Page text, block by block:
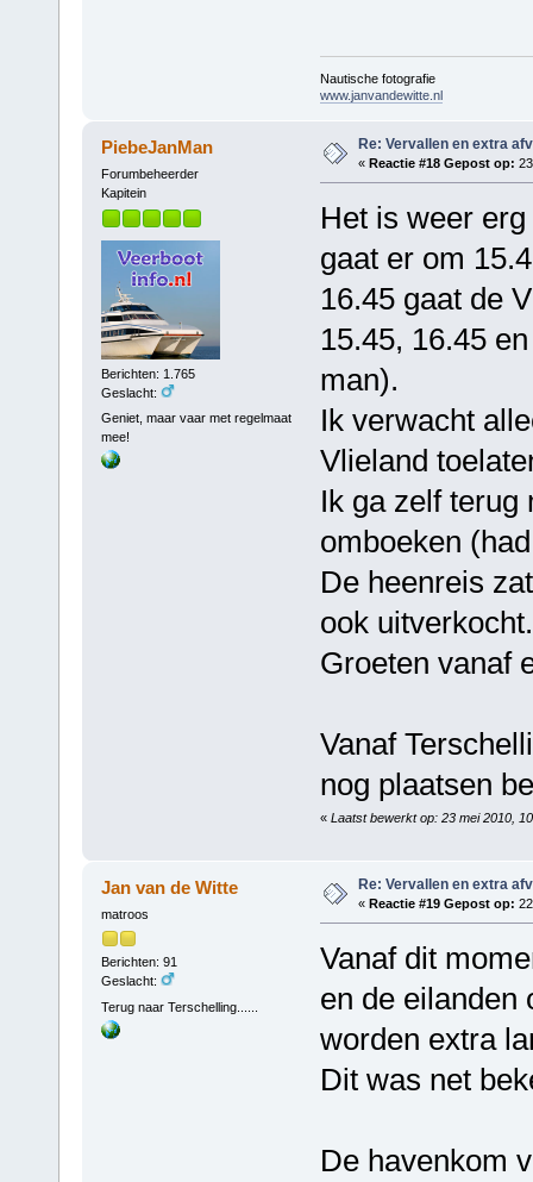
Nautische fotografie
www.janvandewitte.nl
PiebeJanMan
Forumbeheerder
Kapitein
Berichten: 1.765
Geslacht:
Geniet, maar vaar met regelmaat
mee!
Re: Vervallen en extra
« Reactie #18 Gepost op:
Het is weer
gaat er om
16.45 gaat de
15.45, 16.45
man).
Ik verwacht
Vlieland
Ik ga zelf terug
omboeken
De heenreis
ook uitverkocht.
Groeten vanaf
Vanaf
nog plaatsen
« Laatst bewerkt op: 23 mei 2010,
Jan van de Witte
matroos
Berichten: 91
Geslacht:
Terug naar Terschelling......
Re: Vervallen en extra
« Reactie #19 Gepost op:
Vanaf dit
en de eilanden
worden extra
Dit was net
De havenkom